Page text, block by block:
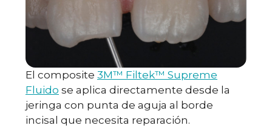
El composite 3M™ Filtek™ Supreme
Fluido se aplica directamente desde la
jeringa con punta de aguja al borde
incisal que necesita reparación.